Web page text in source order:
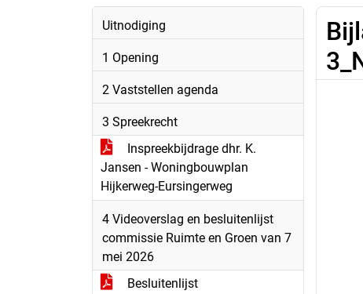
Uitnodiging
1 Opening
2 Vaststellen agenda
3 Spreekrecht
Inspreekbijdrage dhr. K.
Jansen - Woningbouwplan
Hijkerweg-Eursingerweg
4 Videoverslag en besluitenlijst
commissie Ruimte en Groen van 7
mei 2026
Besluitenlijst